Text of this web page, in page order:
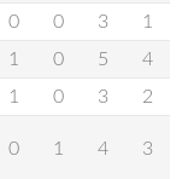
0 0 3
1
1 0 5
4
1 0 3
2
0 1 4 3